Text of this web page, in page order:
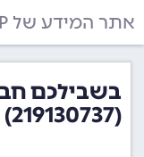
אתר המידע של CAP
בשבילכם
(219130737)